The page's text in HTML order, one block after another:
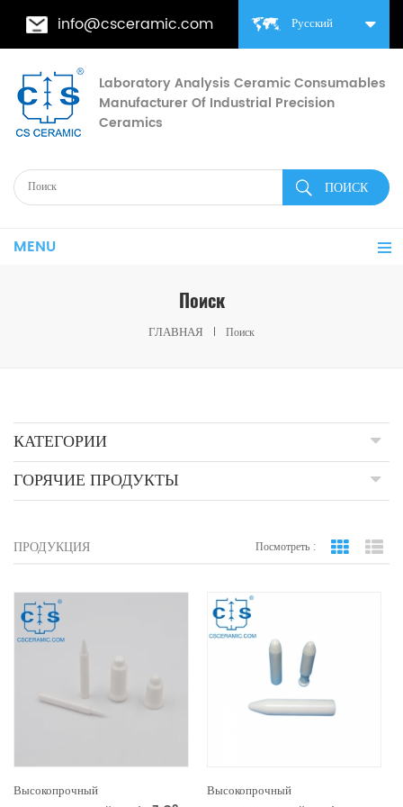
Русский
info@csceramic.com
Laboratory Analysis Ceramic Consumables
Manufacturer Of Industrial Precision
Ceramics
MENU
Поиск
ГЛАВНАЯ Поиск
КАТЕГОРИИ
ГОРЯЧИЕ ПРОДУКТЫ
ПРОДУКЦИЯ Посмотреть : вид сетки
Высокопрочный
Высокопрочный